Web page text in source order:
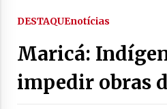
DESTAQUEnotícias
Maricá:
impedir obras